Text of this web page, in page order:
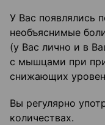
У Вас появлялись
необъяснимые
(у Вас лично и в
с мышцами при
снижающих
Вы регулярно
количествах.